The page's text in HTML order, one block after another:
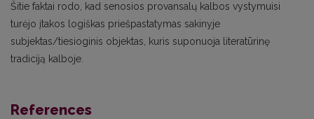
Šitie faktai rodo, kad senosios provansalų kalbos vystymuisi
turėjo įtakos logiškas priešpastatymas sakinyje
subjektas/tiesioginis objektas, kuris suponuoja literatūrinę
tradiciją kalboje.
References